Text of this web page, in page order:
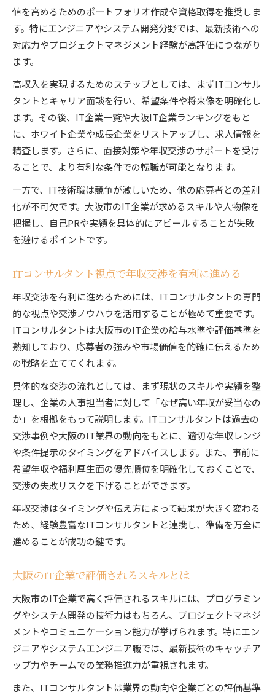
値を高めるためのポートフォリオ作成や資格取得を推奨しま
す。特にエンジニアやシステム開発分野では、最新技術への
対応力やプロジェクトマネジメント経験が高評価につながり
ます。
高収入を実現するためのステップとしては、まずITコンサル
タントとキャリア面談を行い、希望条件や将来像を明確化し
ます。その後、IT企業一覧や大阪IT企業ランキングをもと
に、ホワイト企業や成長企業をリストアップし、求人情報を
精査します。さらに、面接対策や年収交渉のサポートを受け
ることで、より有利な条件での転職が可能となります。
一方で、IT技術職は競争が激しいため、他の応募者との差別
化が不可欠です。大阪市のIT企業が求めるスキルや人物像を
把握し、自己PRや実績を具体的にアピールすることが失敗
を避けるポイントです。
ITコンサルタント視点で年収交渉を有利に進める
年収交渉を有利に進めるためには、ITコンサルタントの専門
的な視点や交渉ノウハウを活用することが極めて重要です。
ITコンサルタントは大阪市のIT企業の給与水準や評価基準を
熟知しており、応募者の強みや市場価値を的確に伝えるため
の戦略を立ててくれます。
具体的な交渉の流れとしては、まず現状のスキルや実績を整
理し、企業の人事担当者に対して「なぜ高い年収が妥当なの
か」を根拠をもって説明します。ITコンサルタントは過去の
交渉事例や大阪のIT業界の動向をもとに、適切な年収レンジ
や条件提示のタイミングをアドバイスします。また、事前に
希望年収や福利厚生面の優先順位を明確化しておくことで、
交渉の失敗リスクを下げることができます。
年収交渉はタイミングや伝え方によって結果が大きく変わる
ため、経験豊富なITコンサルタントと連携し、準備を万全に
進めることが成功の鍵です。
大阪のIT企業で評価されるスキルとは
大阪市のIT企業で高く評価されるスキルには、プログラミン
グやシステム開発の技術力はもちろん、プロジェクトマネジ
メントやコミュニケーション能力が挙げられます。特にエン
ジニアやシステムエンジニア職では、最新技術のキャッチア
ップ力やチームでの業務推進力が重視されます。
また、ITコンサルタントは業界の動向や企業ごとの評価基準